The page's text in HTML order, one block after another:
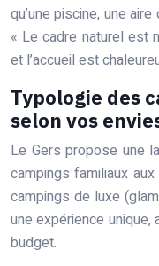
qu’une piscine, une
« Le cadre naturel est
et l’accueil est
Typologie des
selon vos
Le Gers propose une
campings familiaux
campings de luxe
une expérience
budget.